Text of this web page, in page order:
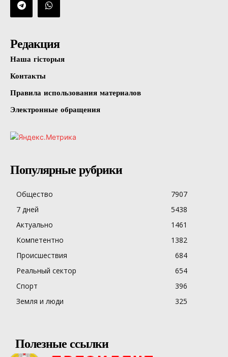
Редакция
Наша гісторыя
Контакты
Правила использования материалов
Электронные обращения
Популярные рубрики
Общество
7907
7 дней
5438
Актуально
1461
Компетентно
1382
Происшествия
684
Реальный сектор
654
Спорт
396
Земля и люди
325
Полезные ссылки